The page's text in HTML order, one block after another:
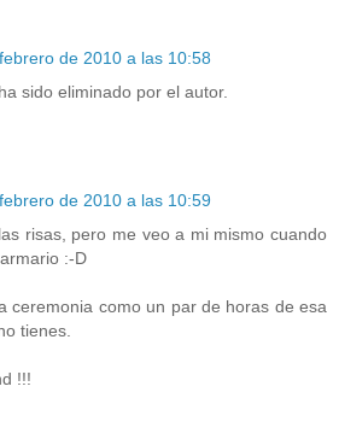
de 2010 a las 10:58
sido eliminado por el autor.
de 2010 a las 10:59
risas, pero me veo a mi mismo cuando
:-D
ceremonia como un par de horas de esa
tienes.
!!!